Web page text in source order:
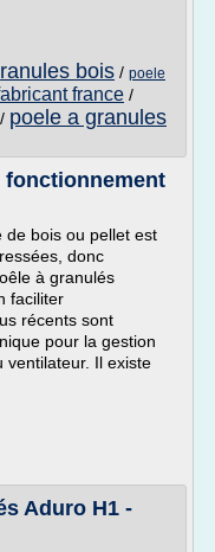
bois / poele
france /
/ poele a granules
fonctionnement
de bois ou pellet est
donc
à granulés
faciliter
récents sont
pour la gestion
ventilateur. Il existe
Aduro H1 -